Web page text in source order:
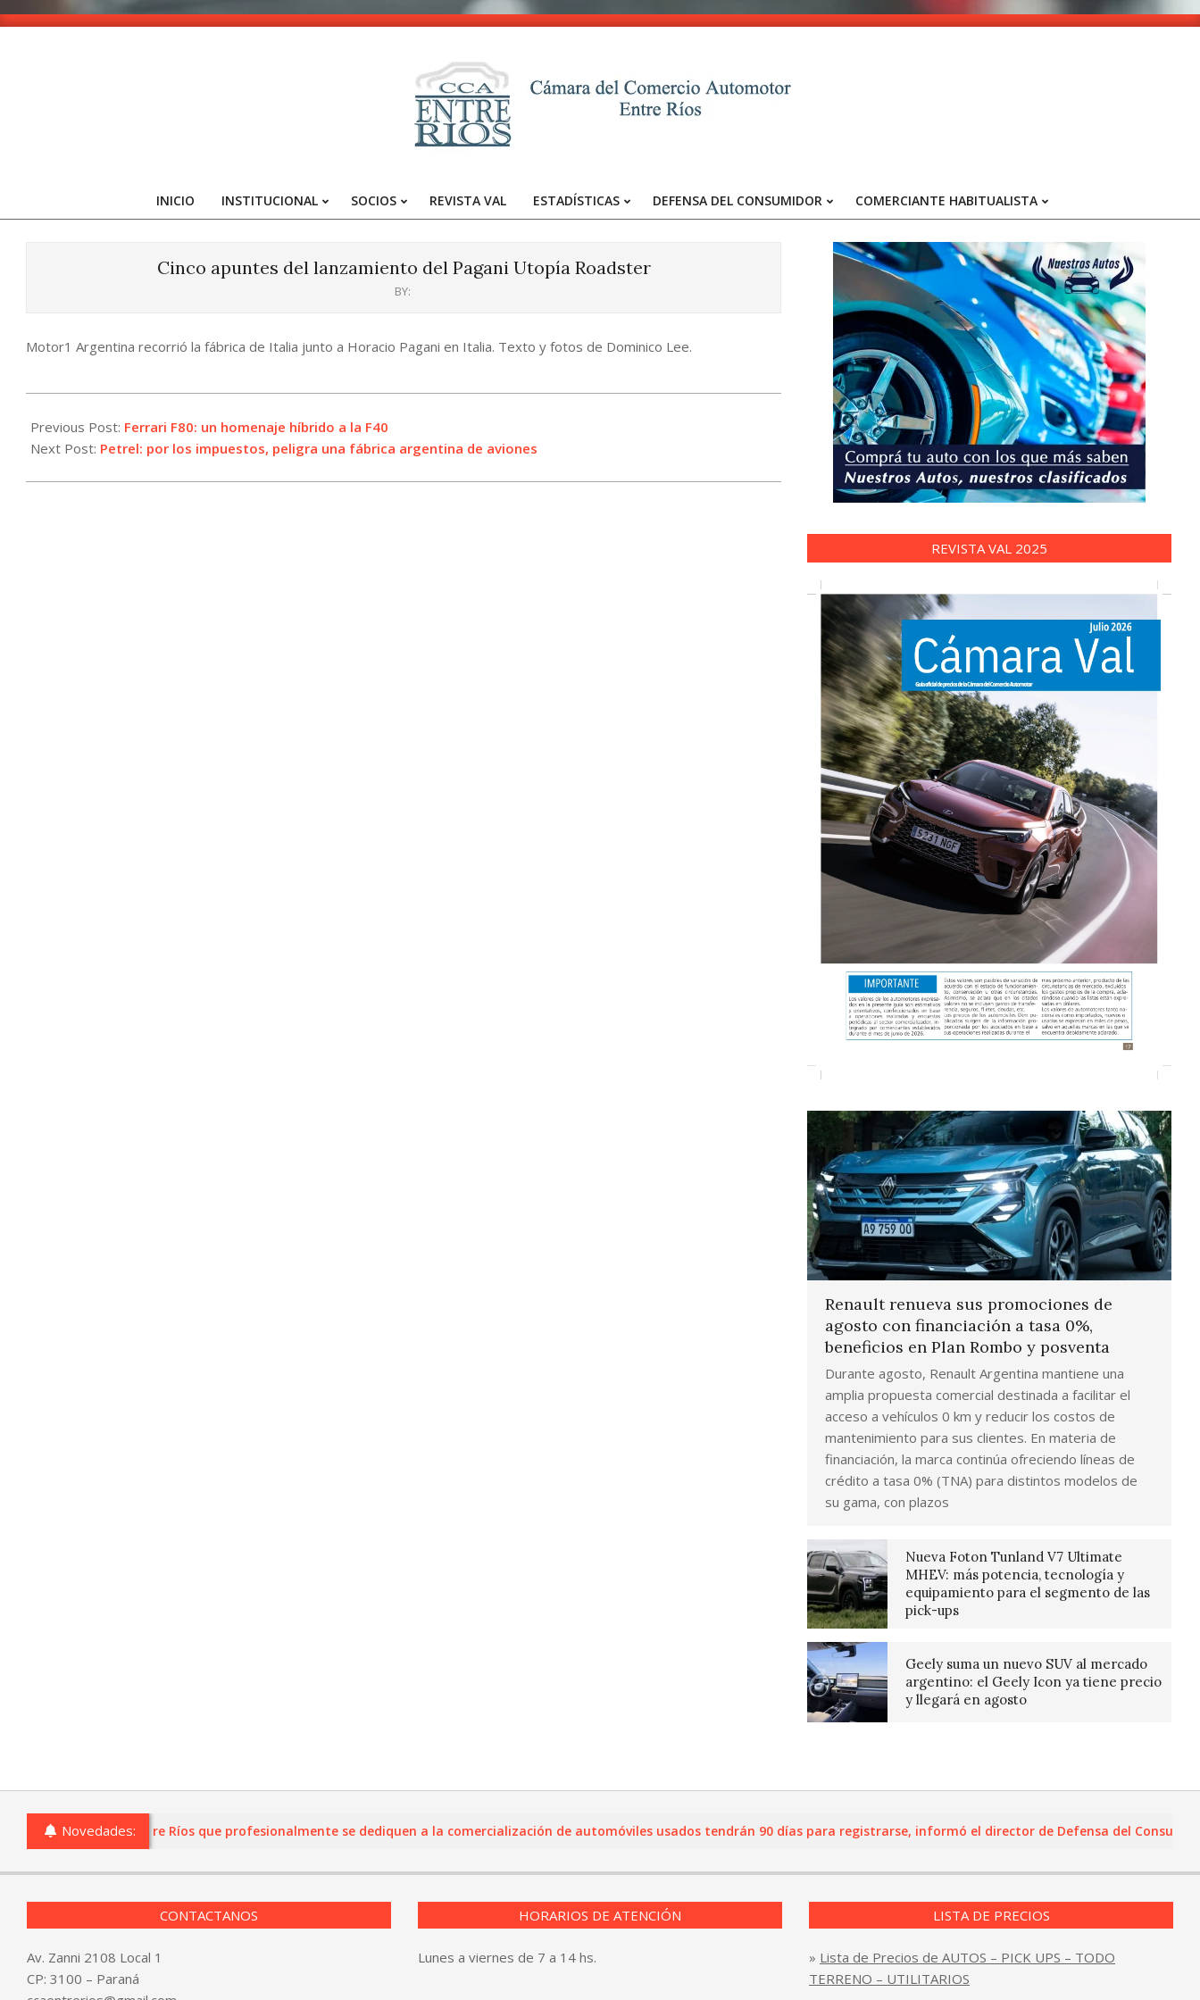
Skip
-
Entre
Primary
INICIO INSTITUCIONAL SOCIOS REVISTA VAL ESTADÍSTICAS DEFENSA DEL CONSUMIDOR COMERCIANTE HABITUALISTA
Cinco apuntes del lanzamiento del Pagani Utopía Roadster
BY:
Motor1 Argentina recorrió la fábrica de Italia junto a Horacio Pagani en Italia. Texto y fotos de Dominico Lee.
10-
17
Previous Post: Ferrari F80: un homenaje híbrido a la F40
Next Post: Petrel: por los impuestos, peligra una fábrica argentina de aviones
REVISTA VAL 2025
Renault renueva sus promociones de
agosto con financiación a tasa 0%,
beneficios en Plan Rombo y posventa
Durante agosto, Renault Argentina mantiene una
amplia propuesta comercial destinada a facilitar el
acceso a vehículos 0 km y reducir los costos de
mantenimiento para sus clientes. En materia de
financiación, la marca continúa ofreciendo líneas de
crédito a tasa 0% (TNA) para distintos modelos de
su gama, con plazos
Nueva Foton Tunland V7 Ultimate
MHEV: más potencia, tecnología y
equipamiento para el segmento de las
pick-ups
Geely suma un nuevo SUV al mercado
argentino: el Geely Icon ya tiene precio
y llegará en agosto
Novedades:
o comercios de Entre Ríos que profesionalmente se dediquen a la comercialización de automóviles usados tendrán 90 días para registrarse, informó el director de Defensa del Consumidor
CONTACTANOS
Av. Zanni 2108 Local 1
CP: 3100 – Paraná
HORARIOS DE ATENCIÓN
Lunes a viernes de 7 a 14 hs.
LISTA DE PRECIOS
» Lista de Precios de AUTOS – PICK UPS – TODO
TERRENO – UTILITARIOS